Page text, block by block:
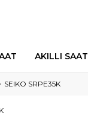
AKILLI SAAT
SEIKO SRPE35K